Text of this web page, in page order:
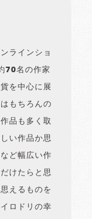
ラインショ
70名の作家
を中心に展
もちろんの
品も多く取
い作品か思
ど幅広い作
けたらと思
えるものを
ロドリの幸